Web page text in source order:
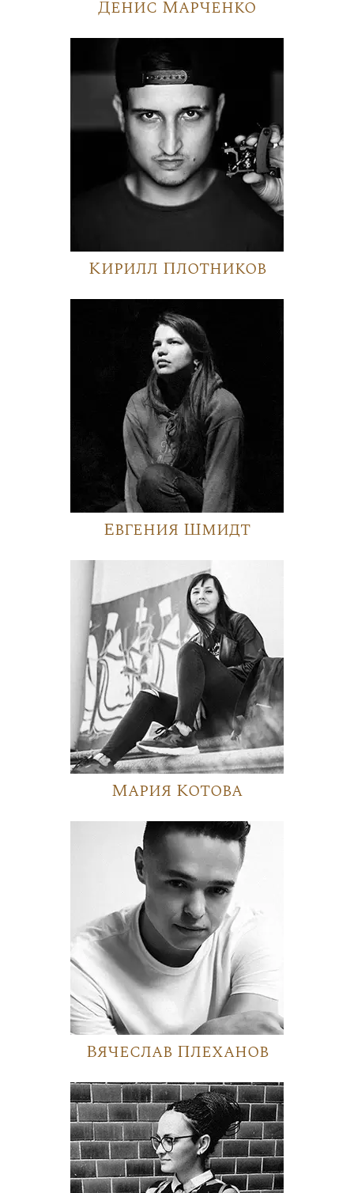
Денис Марченко
Кирилл Плотников
Евгения Шмидт
Мария Котова
Вячеслав Плеханов